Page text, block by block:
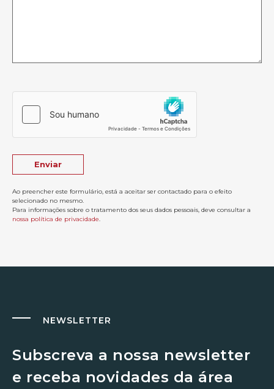
Ao preencher este formulário, está a aceitar ser contactado para o efeito
selecionado no mesmo.
Para informações sobre o tratamento dos seus dados pessoais, deve consultar a
nossa política de privacidade.
NEWSLETTER
Subscreva a nossa newsletter
e receba novidades da área